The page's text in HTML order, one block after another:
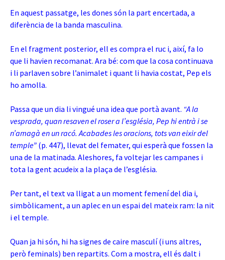
En aquest passatge, les dones són la part encertada, a
diferència de la banda masculina.
En el fragment posterior, ell es compra el ruc i, així, fa lo
que li havien recomanat. Ara bé: com que la cosa continuava
i li parlaven sobre l’animalet i quant li havia costat, Pep els
ho amolla.
Passa que un dia li vingué una idea que portà avant. “A la
vesprada, quan resaven el roser a l’església, Pep hi entrà i se
n’amagà en un racó. Acabades les oracions, tots van eixir del
temple” (p. 447), llevat del femater, qui esperà que fossen la
una de la matinada. Aleshores, fa voltejar les campanes i
tota la gent acudeix a la plaça de l’església.
Per tant, el text va lligat a un moment femení del dia i,
simbòlicament, a un aplec en un espai del mateix ram: la nit
i el temple.
Quan ja hi són, hi ha signes de caire masculí (i uns altres,
però feminals) ben repartits. Com a mostra, ell és dalt i